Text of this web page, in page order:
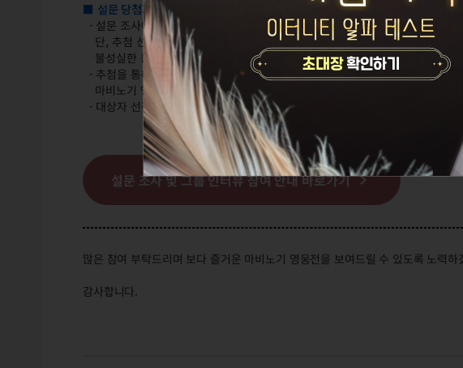
■ 설문 당첨자 선정 및 보상 지급 안내
- 설문 조사에 참여해 주신 플레이어 여러분 중 500분을 추첨 선정하여 넥슨캐시
단, 추첨 선정은 한국 마비노기 영웅전 서비스를 이용하시는 플레이어 여러분을
불성실한 응답이나 비정상적인 참여가 확인되는 경우 보상 지급을 위한 대상에
- 추첨을 통해 선정되신 분들 중 마비노기 영웅전 정식 서버 계정 내 30레벨 이상
마비노기 영웅전 플레이어가 아니거나 조건을 만족하지 못할 경우, 설문을 제
- 대상자 선정 및 넥슨캐시 보상 지급은 10월 21일(화) 이후 별도 공지를 통해 안
설문 조사 및 그룹 인터뷰 참여 안내 바로가기
많은 참여 부탁드리며 보다 즐거운 마비노기 영웅전을 보여드릴 수 있도록 노력하
감사합니다.